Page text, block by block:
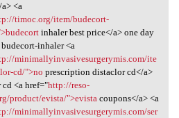
<a
timoc.org/item/budecort-
inhaler best price</a> one day
inhaler <a
minimallyinvasivesurgerymis.com/ite
cd/">no prescription distaclor cd</a>
<a href="http://reso-
product/evista/">evistacoupons</a> <a
minimallyinvasivesurgerymis.com/ser